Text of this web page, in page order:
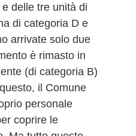
delle tre unità di
di categoria D e
arrivate solo due
è rimasto in
(di categoria B)
il Comune
personale
coprire le